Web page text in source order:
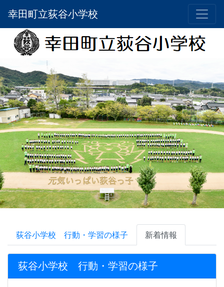
幸田町立荻谷小学校
荻谷小学校 行動・学習の様子 新着情報
荻谷小学校 行動・学習の様子